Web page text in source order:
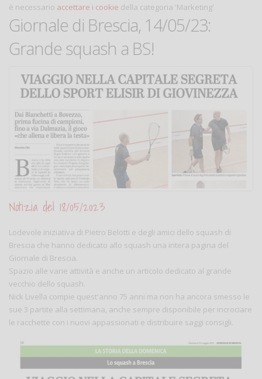
è necessario accettare i cookie della categoria 'Marketing'
Giornale di Brescia, 14/05/23:
Grande squash a BS!
Notizia del 18/05/2023
Lodevole iniziativa di Pietro Belotti e degli amici dello squash di
Brescia che hanno dedicato allo squash una intera pagina del
Giornale di Brescia.
Spazio alle varie attività e anche un articolo dedicato al grande
vecchio dello squash.
Nick Livella compie quest'anno 75 anni ma non ha ancora smesso le
sue 3 partite alla settimana, anche sempre disponibile per incrociare
le racchette con i nuovi appassionati e distribuire saggi consigli.